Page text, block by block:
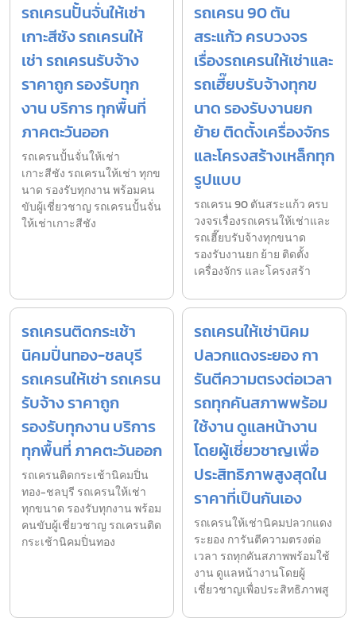
รถเครนปั้นจั่นให้เช่า
เกาะสีชัง รถเครนให้
เช่า รถเครนรับจ้าง
ราคาถูก รองรับทุก
งาน บริการ ทุกพื้นที่
ภาคตะวันออก
รถเครนปั้นจั่นให้เช่า
เกาะสีชัง รถเครนให้เช่า ทุกข
นาด รองรับทุกงาน พร้อมคน
ขับผู้เชี่ยวชาญ รถเครนปั้นจั่น
ให้เช่าเกาะสีชัง
รถเครน 90 ตัน
สระแก้ว ครบวงจร
เรื่องรถเครนให้เช่าและ
รถเฮี๊ยบรับจ้างทุกข
นาด รองรับงานยก
ย้าย ติดตั้งเครื่องจักร
และโครงสร้างเหล็กทุก
รูปแบบ
รถเครน 90 ตันสระแก้ว ครบ
วงจรเรื่องรถเครนให้เช่าและ
รถเฮี๊ยบรับจ้างทุกขนาด
รองรับงานยก ย้าย ติดตั้ง
เครื่องจักร และโครงสร้า
รถเครนติดกระเช้า
นิคมปิ่นทอง-ชลบุรี
รถเครนให้เช่า รถเครน
รับจ้าง ราคาถูก
รองรับทุกงาน บริการ
ทุกพื้นที่ ภาคตะวันออก
รถเครนติดกระเช้านิคมปิ่น
ทอง-ชลบุรี รถเครนให้เช่า
ทุกขนาด รองรับทุกงาน พร้อม
คนขับผู้เชี่ยวชาญ รถเครนติด
กระเช้านิคมปิ่นทอง
รถเครนให้เช่านิคม
ปลวกแดงระยอง กา
รันตีความตรงต่อเวลา
รถทุกคันสภาพพร้อม
ใช้งาน ดูแลหน้างาน
โดยผู้เชี่ยวชาญเพื่อ
ประสิทธิภาพสูงสุดใน
ราคาที่เป็นกันเอง
รถเครนให้เช่านิคมปลวกแดง
ระยอง การันตีความตรงต่อ
เวลา รถทุกคันสภาพพร้อมใช้
งาน ดูแลหน้างานโดยผู้
เชี่ยวชาญเพื่อประสิทธิภาพสู